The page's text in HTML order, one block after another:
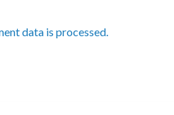
data is processed.